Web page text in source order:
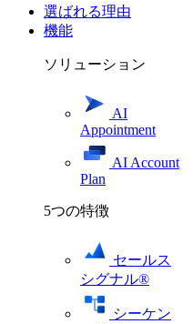
選ばれる理由
機能
ソリューション
AI
Appointment
AI Account
Plan
5つの特徴
セールス
シグナル®
シーケン